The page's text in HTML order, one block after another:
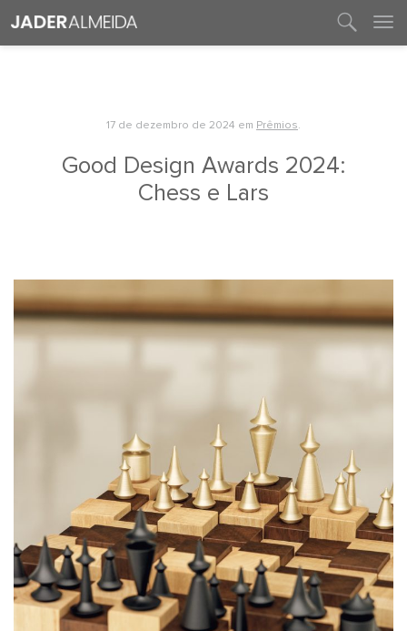
17 de dezembro de 2024 em Prêmios.
Good Design Awards 2024:
Chess e Lars